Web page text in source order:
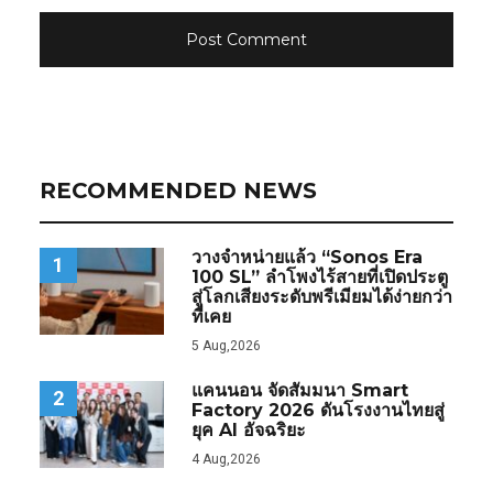
RECOMMENDED NEWS
1
วางจำหน่ายแล้ว “Sonos Era
100 SL” ลำโพงไร้สายที่เปิดประตู
สู่โลกเสียงระดับพรีเมียมได้ง่ายกว่า
ที่เคย
5 Aug,2026
2
แคนนอน จัดสัมมนา Smart
Factory 2026 ดันโรงงานไทยสู่
ยุค AI อัจฉริยะ
4 Aug,2026